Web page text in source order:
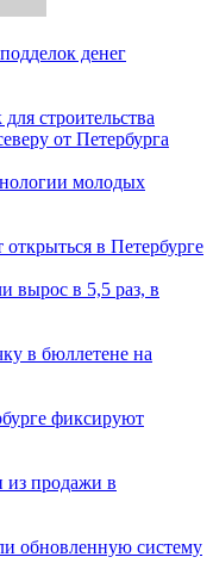
денег
строительства
от Петербурга
молодых
в Петербурге
вырос в 5,5 раз, в
в бюллетене на
фиксируют
из продажи в
обновленную систему